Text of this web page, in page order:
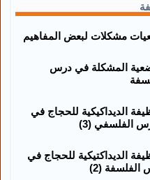
مشكلات لبعض المفاهيم
المشكلة في درس
الديداكيكية للحجاج في
الفلسفي (3)
الديداكتيكية للحجاج في
الفلسفة (2)